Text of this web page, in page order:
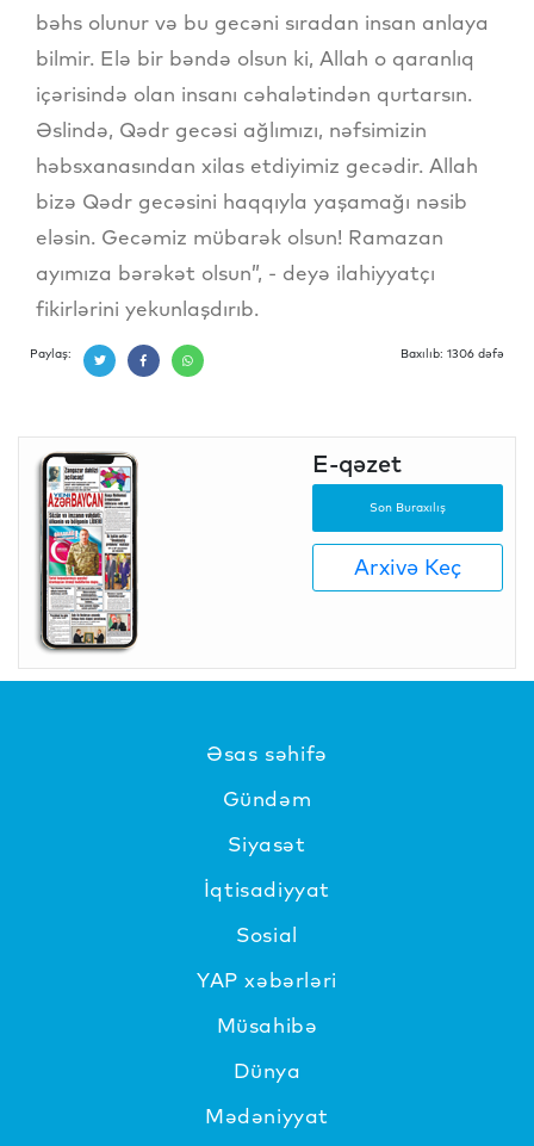
bəhs olunur və bu gecəni sıradan insan anlaya
bilmir. Elə bir bəndə olsun ki, Allah o qaranlıq
içərisində olan insanı cəhalətindən qurtarsın.
Əslində, Qədr gecəsi ağlımızı, nəfsimizin
həbsxanasından xilas etdiyimiz gecədir. Allah
bizə Qədr gecəsini haqqıyla yaşamağı nəsib
eləsin. Gecəmiz mübarək olsun! Ramazan
ayımıza bərəkət olsun”, - deyə ilahiyyatçı
fikirlərini yekunlaşdırıb.
Paylaş: Baxılıb: 1306 dəfə
E-qəzet
Son Buraxılış
Arxivə Keç
Əsas səhifə
Gündəm
Siyasət
İqtisadiyyat
Sosial
YAP xəbərləri
Müsahibə
Dünya
Mədəniyyat